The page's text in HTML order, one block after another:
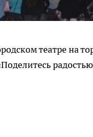
театре на